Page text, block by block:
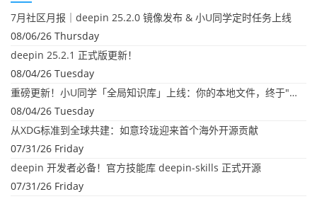
7月社区月报｜deepin 25.2.0 镜像发布 & 小U同学定时任务上线
08/06/26 Thursday
deepin 25.2.1 正式版更新！
08/04/26 Tuesday
重磅更新！小U同学「全局知识库」上线：你的本地文件，终于"活"起来了
08/04/26 Tuesday
从XDG标准到全球共建：如意玲珑迎来首个海外开源贡献
07/31/26 Friday
deepin 开发者必备！官方技能库 deepin-skills 正式开源
07/31/26 Friday